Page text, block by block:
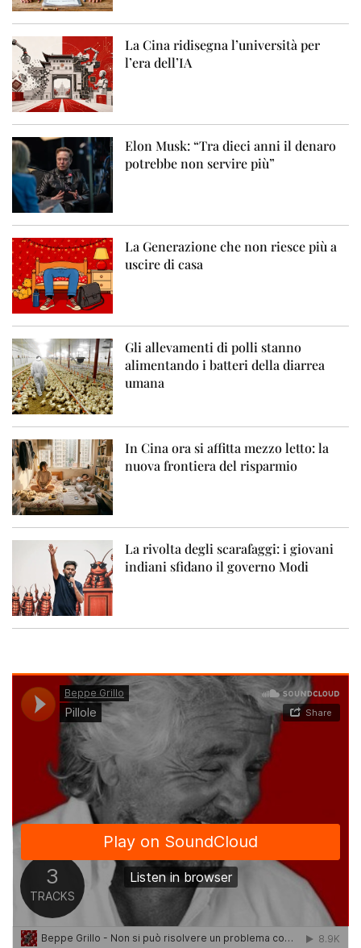
La Cina ridisegna l’università per
l’era dell’IA
Elon Musk: “Tra dieci anni il denaro
potrebbe non servire più”
La Generazione che non riesce più a
uscire di casa
Gli allevamenti di polli stanno
alimentando i batteri della diarrea
umana
In Cina ora si affitta mezzo letto: la
nuova frontiera del risparmio
La rivolta degli scarafaggi: i giovani
indiani sfidano il governo Modi